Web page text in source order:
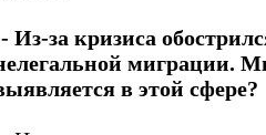
Из-за кризиса
миграции.
в этой сфере?